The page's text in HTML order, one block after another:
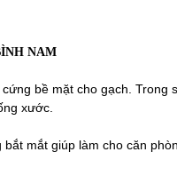
bề mặt cho gạch.
xước.
mắt giúp làm cho căn